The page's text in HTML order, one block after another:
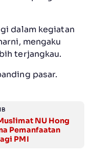
dalam kegiatan
mengaku
terjangkau.
pasar.
NU Hong
Pemanfaatan
PMI